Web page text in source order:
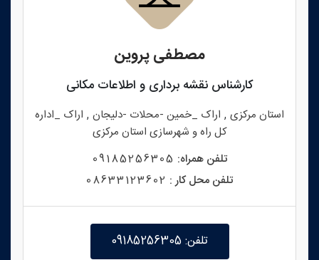
مصطفی پروین
کارشناس نقشه برداری و اطلاعات مکانی
استان مرکزی , اراک _خمین -محلات -دلیجان , اراک _اداره
کل راه و شهرسازی استان مرکزی
تلفن همراه: 09185256305
تلفن محل کار : 08633123602
تلفن: 09185256305